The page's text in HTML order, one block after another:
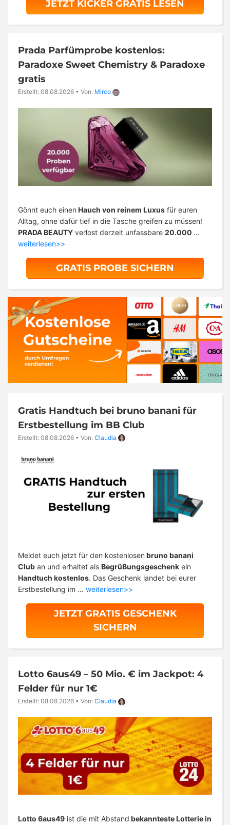
JETZT KICKER GRATIS LESEN
Prada Parfümprobe kostenlos:
Paradoxe Sweet Chemistry & Paradoxe
gratis
Erstellt: 08.08.2026 • Von: Mirco
Gönnt euch einen Hauch von reinem Luxus für euren
Alltag, ohne dafür tief in die Tasche greifen zu müssen!
PRADA BEAUTY verlost derzeit unfassbare 20.000 …
weiterlesen>>
GRATIS PROBE SICHERN
Gratis Handtuch bei bruno banani für
Erstbestellung im BB Club
Erstellt: 08.08.2026 • Von: Claudia
Meldet euch jetzt für den kostenlosen bruno banani
Club an und erhaltet als Begrüßungsgeschenk ein
Handtuch kostenlos. Das Geschenk landet bei eurer
Erstbestellung im … weiterlesen>>
JETZT GRATIS GESCHENK
SICHERN
Lotto 6aus49 – 50 Mio. € im Jackpot: 4
Felder für nur 1€
Erstellt: 08.08.2026 • Von: Claudia
Lotto 6aus49 ist die mit Abstand bekannteste Lotterie in